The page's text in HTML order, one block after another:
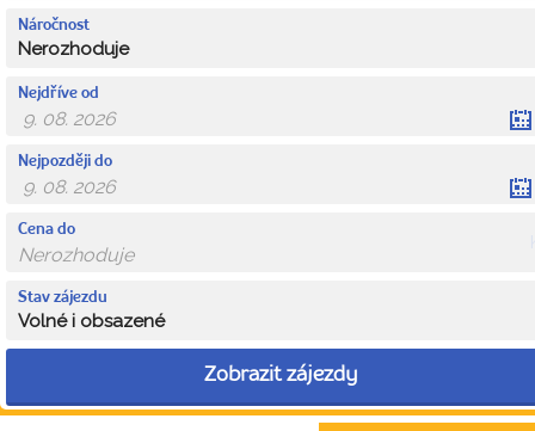
Náročnost
Nerozhoduje
Nejdříve od
Nejpozději do
Cena do
Stav zájezdu
Volné i obsazené
Zobrazit zájezdy